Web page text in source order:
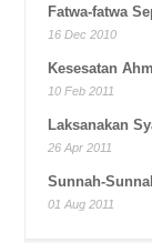
Fatwa-fatwa
16 Dec 2010
Kesesatan
10 Feb 2011
Laksanakan
26 Apr 2011
Sunnah-
01 Aug 2011